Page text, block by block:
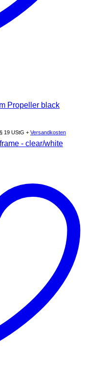
Propeller black
19 UStG + Versandkosten